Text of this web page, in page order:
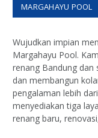
MARGAHAYU POOL
Wujudkan impian
Margahayu Pool.
renang Bandung dan
dan membangun
pengalaman lebih
menyediakan tiga
renang baru,